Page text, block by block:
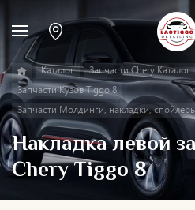
Каталог Запчасти Chery Каталог
Запчасти Кузов Tiggo 8
Запчасти Молдинги, накладки,
Накладка левой
Chery Tiggo 8